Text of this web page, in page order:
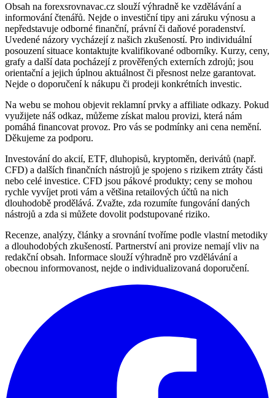
Obsah na forexsrovnavac.cz slouží výhradně ke vzdělávání a
informování čtenářů. Nejde o investiční tipy ani záruku výnosu a
nepředstavuje odborné finanční, právní či daňové poradenství.
Uvedené názory vycházejí z našich zkušeností. Pro individuální
posouzení situace kontaktujte kvalifikované odborníky. Kurzy, ceny,
grafy a další data pocházejí z prověřených externích zdrojů; jsou
orientační a jejich úplnou aktuálnost či přesnost nelze garantovat.
Nejde o doporučení k nákupu či prodeji konkrétních investic.
Na webu se mohou objevit reklamní prvky a affiliate odkazy. Pokud
využijete náš odkaz, můžeme získat malou provizi, která nám
pomáhá financovat provoz. Pro vás se podmínky ani cena nemění.
Děkujeme za podporu.
Investování do akcií, ETF, dluhopisů, kryptoměn, derivátů (např.
CFD) a dalších finančních nástrojů je spojeno s rizikem ztráty části
nebo celé investice. CFD jsou pákové produkty; ceny se mohou
rychle vyvíjet proti vám a většina retailových účtů na nich
dlouhodobě prodělává. Zvažte, zda rozumíte fungování daných
nástrojů a zda si můžete dovolit podstupované riziko.
Recenze, analýzy, články a srovnání tvoříme podle vlastní metodiky
a dlouhodobých zkušeností. Partnerství ani provize nemají vliv na
redakční obsah. Informace slouží výhradně pro vzdělávání a
obecnou informovanost, nejde o individualizovaná doporučení.